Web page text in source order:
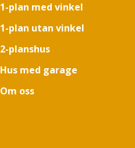
1-plan med vinkel
1-plan utan vinkel
2-planshus
Hus med garage
Om oss